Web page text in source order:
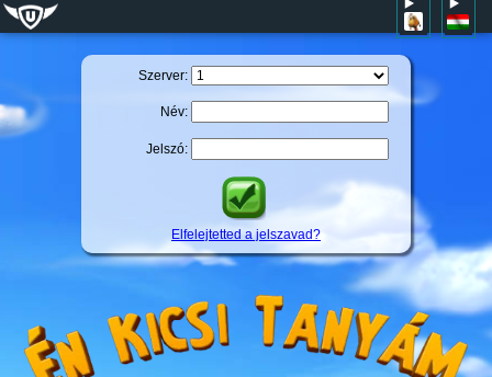
Szerver:
Név:
Jelszó:
Elfelejtetted a jelszavad?